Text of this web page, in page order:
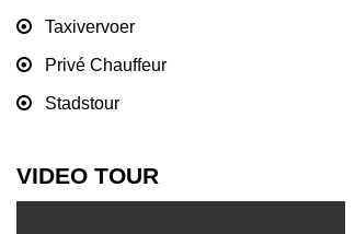
Taxivervoer
Privé Chauffeur
Stadstour
VIDEO TOUR